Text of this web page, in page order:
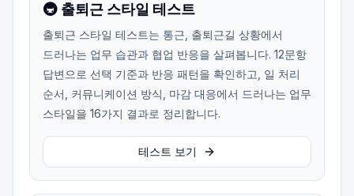
🚇 출퇴근 스타일 테스트
출퇴근 스타일 테스트는 통근, 출퇴근길 상황에서
드러나는 업무 습관과 협업 반응을 살펴봅니다. 12문항
답변으로 선택 기준과 반응 패턴을 확인하고, 일 처리
순서, 커뮤니케이션 방식, 마감 대응에서 드러나는 업무
스타일을 16가지 결과로 정리합니다.
테스트 보기